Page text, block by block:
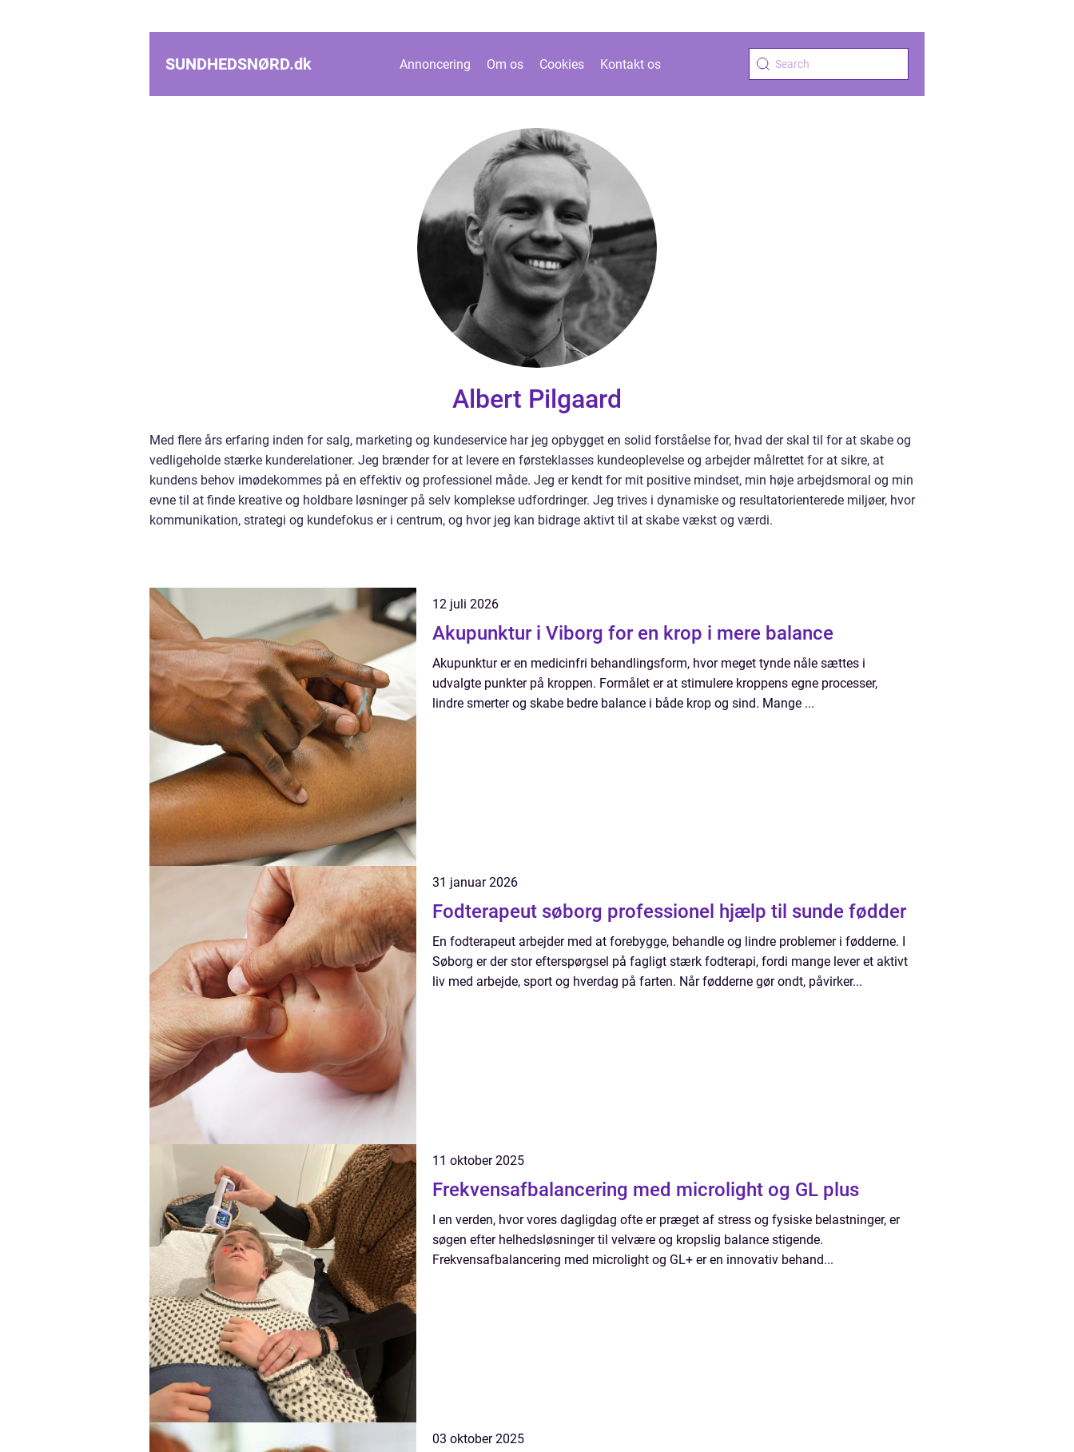
SUNDHEDSNØRD.dk Annoncering Om os Cookies Kontakt os
Albert Pilgaard
Med flere års erfaring inden for salg, marketing og kundeservice har jeg opbygget en solid forståelse for, hvad der skal til for at skabe og
vedligeholde stærke kunderelationer. Jeg brænder for at levere en førsteklasses kundeoplevelse og arbejder målrettet for at sikre, at
kundens behov imødekommes på en effektiv og professionel måde. Jeg er kendt for mit positive mindset, min høje arbejdsmoral og min
evne til at finde kreative og holdbare løsninger på selv komplekse udfordringer. Jeg trives i dynamiske og resultatorienterede miljøer, hvor
kommunikation, strategi og kundefokus er i centrum, og hvor jeg kan bidrage aktivt til at skabe vækst og værdi.
12 juli 2026
Akupunktur i Viborg for en krop i mere balance
Akupunktur er en medicinfri behandlingsform, hvor meget tynde nåle sættes i
udvalgte punkter på kroppen. Formålet er at stimulere kroppens egne processer,
lindre smerter og skabe bedre balance i både krop og sind. Mange ...
31 januar 2026
Fodterapeut søborg professionel hjælp til sunde fødder
En fodterapeut arbejder med at forebygge, behandle og lindre problemer i fødderne. I
Søborg er der stor efterspørgsel på fagligt stærk fodterapi, fordi mange lever et aktivt
liv med arbejde, sport og hverdag på farten. Når fødderne gør ondt, påvirker...
11 oktober 2025
Frekvensafbalancering med microlight og GL plus
I en verden, hvor vores dagligdag ofte er præget af stress og fysiske belastninger, er
søgen efter helhedsløsninger til velvære og kropslig balance stigende.
Frekvensafbalancering med microlight og GL+ er en innovativ behand...
03 oktober 2025